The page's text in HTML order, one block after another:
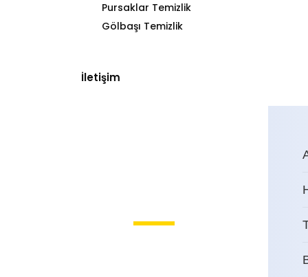
Pursaklar Temizlik
Gölbaşı Temizlik
İletişim